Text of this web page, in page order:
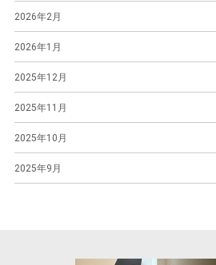
2026年2月
2026年1月
2025年12月
2025年11月
2025年10月
2025年9月